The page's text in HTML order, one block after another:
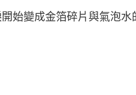
始變成金箔碎片與氣泡水